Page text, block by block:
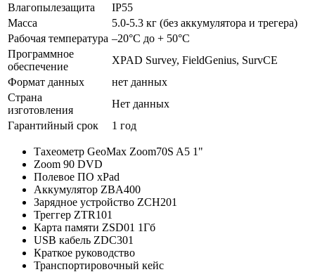
Влагопылезащита
IP55
Масса
5.0-5.3 кг (без аккумулятора и трегера)
Рабочая температура –20°C до + 50°C
Программное
обеспечение
XPAD Survey, FieldGenius, SurvCE
Формат данных
нет данных
Страна
изготовления
Нет данных
Гарантийный срок
1 год
Тахеометр GeoMax Zoom70S A5 1"
Zoom 90 DVD
Полевое ПО xPad
Аккумулятор ZBA400
Зарядное устройство ZCH201
Треггер ZTR101
Карта памяти ZSD01 1Гб
USB кабель ZDC301
Краткое руководство
Транспортировочный кейс